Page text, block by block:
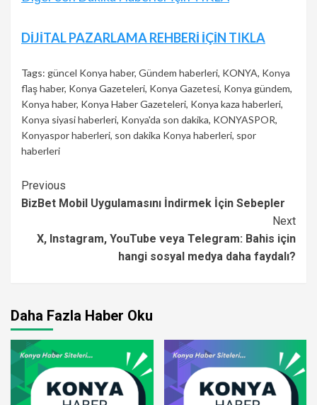
Continue
DİJİTAL PAZARLAMA REHBERİ İÇİN TIKLA
Tags: güncel Konya haber, Gündem haberleri, KONYA, Konya
flaş haber, Konya Gazeteleri, Konya Gazetesi, Konya gündem,
Konya haber, Konya Haber Gazeteleri, Konya kaza haberleri,
Konya siyasi haberleri, Konya'da son dakika, KONYASPOR,
Konyaspor haberleri, son dakika Konya haberleri, spor
haberleri
Continue
Reading
Previous
BizBet Mobil Uygulamasını İndirmek İçin Sebepler
Next
X, Instagram, YouTube veya Telegram: Bahis için
hangi sosyal medya daha faydalı?
Daha Fazla Haber Oku